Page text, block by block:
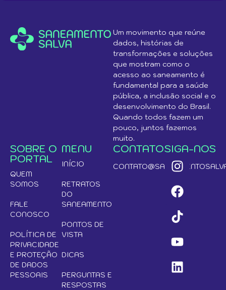
Um movimento que reúne
dados, histórias de
transformações e soluções
que mostram como o
acesso ao saneamento é
fundamental para a saúde
pública, a inclusão social e o
desenvolvimento do Brasil.
Quando todos fazem um
pouco, juntos fazemos
muito.
SOBRE O
PORTAL
QUEM
SOMOS
FALE
CONOSCO
POLÍTICA DE
PRIVACIDADE
E PROTEÇÃO
DE DADOS
PESSOAIS
MENU
INÍCIO
RETRATOS
DO
SANEAMENTO
PONTOS DE
VISTA
DICAS
PERGUNTAS E
RESPOSTAS
CONTATOSIGA-NOS